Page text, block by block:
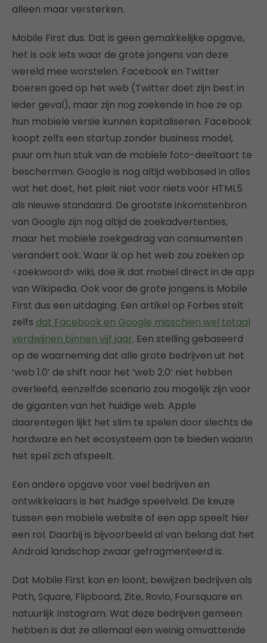
alleen maar versterken.
Mobile First dus. Dat is geen gemakkelijke opgave,
het is ook iets waar de grote jongens van deze
wereld mee worstelen. Facebook en Twitter
boeren goed op het web (Twitter doet zijn best in
ieder geval), maar zijn nog zoekende in hoe ze op
hun mobiele versie kunnen kapitaliseren. Facebook
koopt zelfs een startup zonder business model,
puur om hun stuk van de mobiele foto-deeltaart te
beschermen. Google is nog altijd webbased in alles
wat het doet, het pleit niet voor niets voor HTML5
als nieuwe standaard. De grootste inkomstenbron
van Google zijn nog altijd de zoekadvertenties,
maar het mobiele zoekgedrag van consumenten
verandert ook. Waar ik op het web zou zoeken op
<zoekwoord> wiki, doe ik dat mobiel direct in de app
van Wikipedia. Ook voor de grote jongens is Mobile
First dus een uitdaging. Een artikel op Forbes stelt
zelfs dat Facebook en Google misschien wel totaal
verdwijnen binnen vijf jaar. Een stelling gebaseerd
op de waarneming dat alle grote bedrijven uit het
‘web 1.0’ de shift naar het ‘web 2.0’ niet hebben
overleefd, eenzelfde scenario zou mogelijk zijn voor
de giganten van het huidige web. Apple
daarentegen lijkt het slim te spelen door slechts de
hardware en het ecosysteem aan te bieden waarin
het spel zich afspeelt.
Een andere opgave voor veel bedrijven en
ontwikkelaars is het huidige speelveld. De keuze
tussen een mobiele website of een app speelt hier
een rol. Daarbij is bijvoorbeeld al van belang dat het
Android landschap zwaar gefragmenteerd is.
Dat Mobile First kan en loont, bewijzen bedrijven als
Path, Square, Flipboard, Zite, Rovio, Foursquare en
natuurlijk Instagram. Wat deze bedrijven gemeen
hebben is dat ze allemaal een weinig omvattende